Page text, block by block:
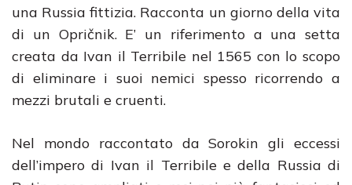
una Russia fittizia. Racconta un giorno della vita
di un Opričnik. E’ un riferimento a una setta
creata da Ivan il Terribile nel 1565 con lo scopo
di eliminare i suoi nemici spesso ricorrendo a
mezzi brutali e cruenti.
Nel mondo raccontato da Sorokin gli eccessi
dell’impero di Ivan il Terribile e della Russia di